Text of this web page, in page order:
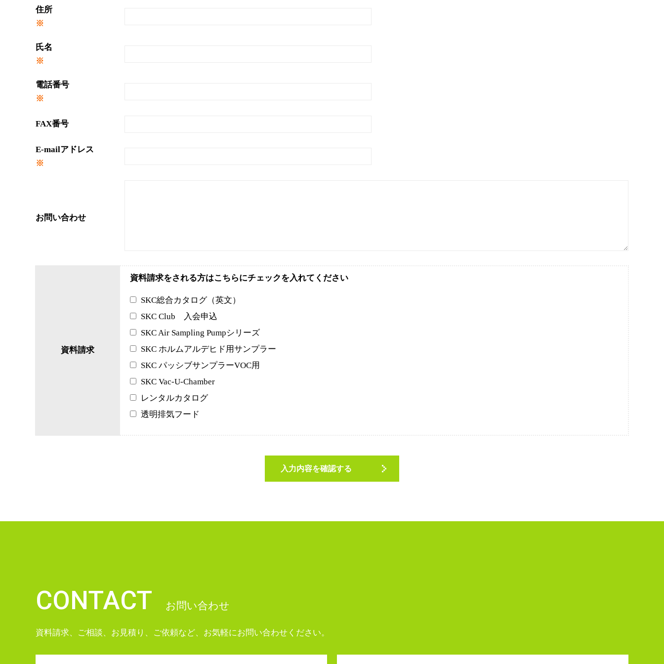
住所
※
氏名
※
電話番号
※
FAX番号
E-mailアドレス
※
お問い合わせ
資料請求
資料請求をされる方はこちらにチェックを入れてください
SKC総合カタログ（英文）
SKC Club 入会申込
SKC Air Sampling Pumpシリーズ
SKC ホルムアルデヒド用サンプラー
SKC パッシブサンプラーVOC用
SKC Vac-U-Chamber
レンタルカタログ
透明排気フード
CONTACT お問い合わせ
資料請求、ご相談、お見積り、ご依頼など、お気軽にお問い合わせください。